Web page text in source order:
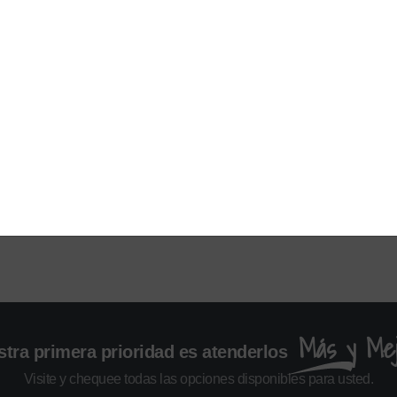
primera prioridad es atenderlos Más y
Visite y chequee todas las opciones disponibles para usted.